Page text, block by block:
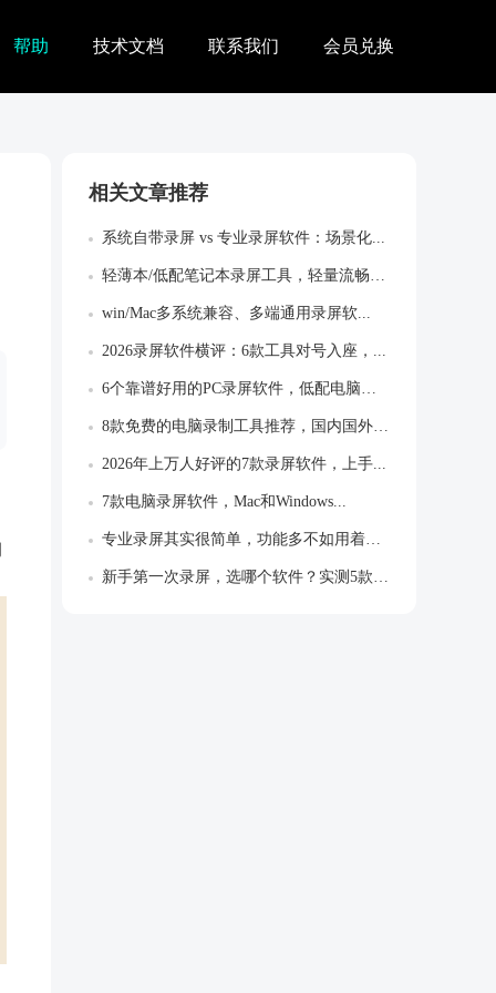
帮助 技术文档 联系我们 会员兑换
相关文章推荐
系统自带录屏 vs 专业录屏软件：场景化...
轻薄本/低配笔记本录屏工具，轻量流畅不卡...
win/Mac多系统兼容、多端通用录屏软...
2026录屏软件横评：6款工具对号入座，...
6个靠谱好用的PC录屏软件，低配电脑运行...
8款免费的电脑录制工具推荐，国内国外的都...
2026年上万人好评的7款录屏软件，上手...
7款电脑录屏软件，Mac和Windows...
专业录屏其实很简单，功能多不如用着顺，别...
新手第一次录屏，选哪个软件？实测5款告诉...